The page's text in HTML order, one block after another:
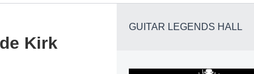
Kirk
GUITAR LEGENDS HALL